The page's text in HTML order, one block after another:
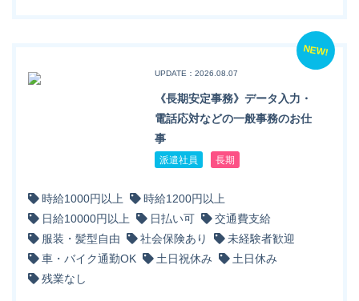
NEW!
UPDATE：2026.08.07
《長期安定事務》データ入力・
電話応対などの一般事務のお仕
事
派遣社員 長期
時給1000円以上
時給1200円以上
日給10000円以上
日払い可
交通費支給
服装・髪型自由
社会保険あり
未経験者歓迎
車・バイク通勤OK
土日祝休み
土日休み
残業なし